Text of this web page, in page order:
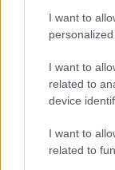
I want to
personalized
I want to
related to
device
I want to
related to
90 éve
Urbe-
igazgató
90 éve